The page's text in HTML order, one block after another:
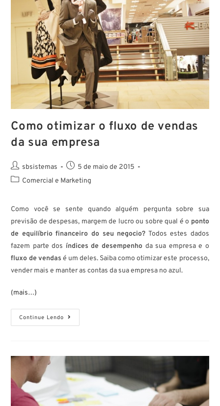
Como otimizar o fluxo de vendas
da sua empresa
sbsistemas
5 de maio de 2015
Comercial e Marketing
Como você se sente quando alguém pergunta sobre sua
previsão de despesas, margem de lucro ou sobre qual é o ponto
de equilíbrio financeiro do seu negocio? Todos estes dados
fazem parte dos índices de desempenho da sua empresa e o
fluxo de vendas é um deles. Saiba como otimizar este processo,
vender mais e manter as contas da sua empresa no azul.
(mais…)
Continue Lendo